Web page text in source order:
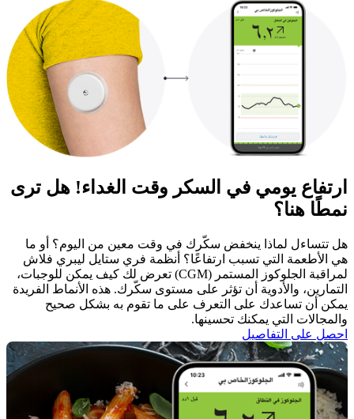
ارتفاع يومي في السكر وقت الغداء! هل ترى
نمطًا هنا؟
هل تتساءل لماذا ينخفض سكّرك في وقت معين من اليوم؟ أو ما
هي الأطعمة التي تسبب ارتفاعًا؟ أنظمة فري ستايل ليبري فلاش
لمراقبة الجلوكوز المستمر (CGM) تعرض لك كيف يمكن للوجبات،
التمارين، والأدوية أن تؤثر على مستوى سكّرك. هذه الأنماط الفريدة
يمكن أن تساعدك على التعرف على ما تقوم به بشكل صحيح
والمجالات التي يمكنك تحسينها.
احصل على التفاصيل